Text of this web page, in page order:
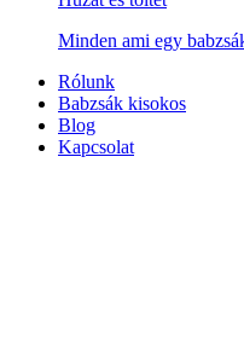
Minden ami egy
Rólunk
Babzsák kisokos
Blog
Kapcsolat